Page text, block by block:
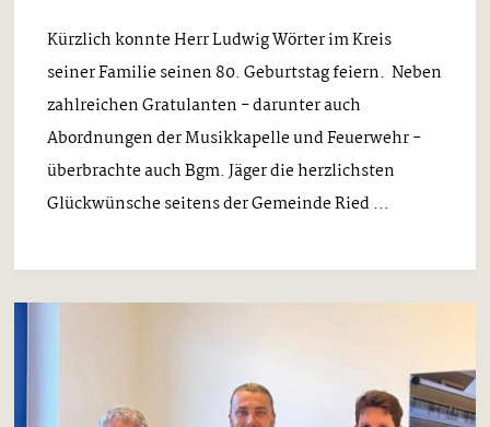
Kürzlich konnte Herr Ludwig Wörter im Kreis
seiner Familie seinen 80. Geburtstag feiern. Neben
zahlreichen Gratulanten - darunter auch
Abordnungen der Musikkapelle und Feuerwehr -
überbrachte auch Bgm. Jäger die herzlichsten
Glückwünsche seitens der Gemeinde Ried ...